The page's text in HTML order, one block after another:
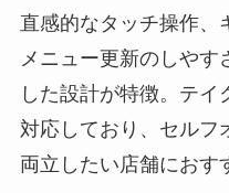
直感的なタッチ操作、
メニュー更新のしやす
した設計が特徴。テイ
対応しており、セルフ
両立したい店舗におす